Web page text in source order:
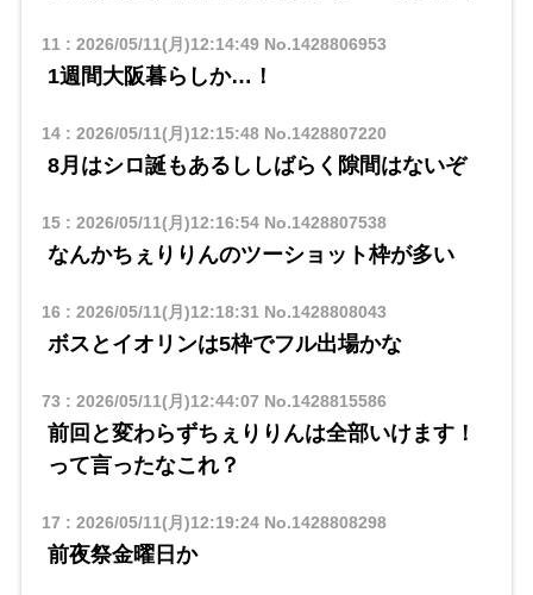
11 : 2026/05/11(月)12:14:49No.1428806953
1週間大阪暮らしか…！
14: 2026/05/11(月)12:15:48No.1428807220
8月はシロ誕もあるししばらく隙間はないぞ
15: 2026/05/11(月)12:16:54No.1428807538
なんかちぇりりんのツーショット枠が多い
16 : 2026/05/11(月)12:18:31 No.1428808043
ボスとイオリンは5枠でフル出場かな
73 : 2026/05/11(月)12:44:07 No.1428815586
前回と変わらずちぇりりんは全部いけます！
って言ったなこれ？
17 : 2026/05/11(月)12:19:24No.1428808298
前夜祭金曜日か